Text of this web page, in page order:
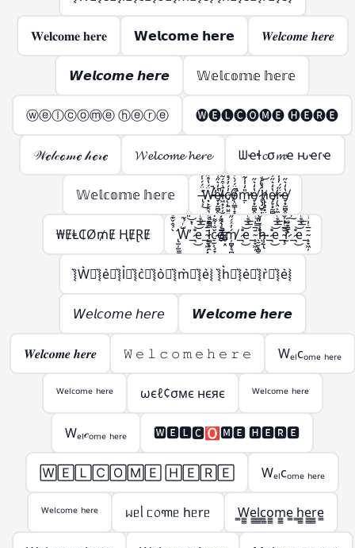
𝐖𝐞𝐥𝐜𝐨𝐦𝐞 𝐡𝐞𝐫𝐞 𝗪𝗲𝗹𝗰𝗼𝗺𝗲 𝗵𝗲𝗿𝗲 𝑾𝒆𝒍𝒄𝒐𝒎𝒆 𝒉𝒆𝒓𝒆
𝙒𝙚𝙡𝙘𝙤𝙢𝙚 𝙝𝙚𝙧𝙚 𝕎𝕖𝕝𝕔𝕠𝕞𝕖 𝕙𝕖𝕣𝕖
ⓦⓔⓛⓒⓞⓜⓔ ⓗⓔⓡⓔ 🅦🅔🅛🅒🅞🅜🅔 🅗🅔🅡🅔
𝒲ℯ𝓁𝒸ℴ𝓂ℯ 𝒽ℯ𝓇ℯ 𝓦𝓮𝓵𝓬𝓸𝓶𝓮 𝓱𝓮𝓻𝓮 ᗯҽɬ𝓬σ𝓶ҽ ԋҽɾҽ
𝕎𝕖𝕝𝕔𝕠𝕞𝕖 𝕙𝕖𝕣𝕖 ̶̢̹͑̈́́̍́͌͘͜Ẅ̶̵̛͓̙̣̯͉̳̣́̔̊̋̃̔̋̍̿̀͒̕̚͠͝e̸̵̞͙̰̻̭̖̭͓̫͔̩̔̒͛̋͑̅̍͐̚͜l̷̶͖͙͕̦̫̺̣̙̳͚̄̇͒́͂̈́͆̇͑͗̽͘͘c̸̵̨̜͍̤͍͍͖̦͎̓́̓́̊̊̆̈̑̀̊͐́ǫ̸̴̤̳̩̝̭̗͉̣̱̦͒̈́́̀͒̅̽̿̽͘̚m̵̵̱̣̎̒̍̾̃̔̋̍̿̀͒̕͝e̸̞͙̰̻̭̖̭͓̫̔̒͛̋͜ ̷̢̡̺̥͎̝͈̬͈̳̈́̔͑͝h̸̵̢̢̥̟̤̜̺̳̣̔͑̊̇̀̏̈́̍̋̄̃̔̋̍̿̀͒͝ͅe̸̷̡̞͙̰̻̭̖̭͓̫̭̱̬̔̒͛̋͐̏͊͜͠͝ŗ̷̵̢̤͕̼̣̈̋́̓̾̄̿̃̔̋̍̿̀͒͜͜͝e̸̞͙̰̻̭̖̭͓̫̔̒͛̋͜
₩ɆⱠ₵Ø₥Ɇ ⱧɆⱤɆ ̢̛̫̦̫̫̪͍̪̝̳̠̖̠̀̉̂̌͊ͩ̑͌̀W̶̨̺͕̖̗͕̮̭̳͈̙̩͑ͬ̉͂͋̈́ͯ͂ͨͭ̇͐͊͆̑̏̋ͭ́̋̓ͮ̾ͭ̆̇̚̕͢͜͠͡_̶̷̧̢͉̠̘̹̼͚̣͇͍̊ͪͨ̊̈́ͩ̎͆̔ͨ̊͐ͣ̈̀͐ͫ͜͝͞͠ͅe_̴̧̞͖̦͓̞̗̙͚̄̅ͭ͗ͥ̈́̇ͬͧͣ͘͞͡l̶̵̷̛͚̗̥̯̞͎̖̬̝̤̯͈̭͓̪̗̫̱̜͙̗̦̤̪̝̳͎̝̝̳̦̲͉̩̠͆̿ͩ͊̒͛ͪ͐̅ͩ̅ͭ͑͌̽̍̾̐ͬ̔̏͂̎̔̀͛͒͝͠ͅç̷̢̠̫̹̞̞̲̬̤͎͚̗̐̍͌̒̇̀̈́̊̂̓ͣͮ̏̽͗ͥͭ̓̌̐̽̐ͭ͜͜͢ͅo̶̶̴̸̬̮̜̳̬͙̤̗͎̗̦̲͕̠̰̱̣͕̮̰͇̖͚̫̬̲ͤ͛̑͌̇ͭ́͊̍̈̏͛͑̈ͮ̏̆ͩ̇̊̂͘̚͘͢͡ͅḿ̸̦̻͙͉̻̟̲̭̟͓̬̓ͯ́̋̓ͮ̾ͭ̆̇͞͡_̶̷̧̢͉̠̘̹̼͚̣͇͍̊ͪͨ̊̈́ͩ̎͆̔ͨ̊͐ͣ̈̀͐ͫ͜͝͞͠ͅe_̴̧̞͖̦̄̅ͭ͗ͥ ̖̱̮͙̻̞̦̙̝͖ͫ̿̎͊̀̇͡͠͝h̷̸̢̝͕̥̗̜̹̠͉̗ͮ̒̌͆͑͌̀͆̀̇ͦ͒̓́̋̓ͮ̾ͭ̆̇͢͟͞͡ͅ_̶̷̧̢͉̠̘̹̼͚̣͇͍̊ͪͨ̊̈́ͩ̎͆̔ͨ̊͐ͣ̈̀͐ͫ͜͝͞͠ͅe_̴̧̢̞͖̦͉̲̬̤͙̪͎̣̰̱̘̯̜̭̖̲̄̅ͭ͗ͥ͒ͫ̃ͪ͒̓ͦ̓͒̎͂̌͌̾̀̄͊ͫ͘͘͢͜͜r̴̷̨̨̢̢̫̯͇̙̱̫͇͇͎̒ͩ̓́̈ͥ͗̓ͤ̊́͒ͬ̓̀́̋̓ͮ̾ͭ̆̇̕͜͠͡ͅ_̶̷̧̢͉̠̘̹̼͚̣͇͍̊ͪͨ̊̈́ͩ̎͆̔ͨ̊͐ͣ̈̀͐ͫ͜͝͞͠ͅe_̴̧̞͖̦̄̅ͭ͗ͥ
͛⦚W͛⦚͛⦚e͛⦚͛⦚l͛⦚͛⦚c͛⦚͛⦚o͛⦚͛⦚m͛⦚͛⦚e͛⦚ ͛⦚h͛⦚͛⦚e͛⦚͛⦚r͛⦚͛⦚e͛⦚
𝘞𝘦𝘭𝘤𝘰𝘮𝘦 𝘩𝘦𝘳𝘦 𝙒𝙚𝙡𝙘𝙤𝙢𝙚 𝙝𝙚𝙧𝙚
𝑾𝒆𝒍𝒄𝒐𝒎𝒆 𝒉𝒆𝒓𝒆 𝚆 𝚎 𝚕 𝚌 𝚘 𝚖 𝚎 𝚑 𝚎 𝚛 𝚎 Wₑₗcₒₘₑ ₕₑᵣₑ
ᵂᵉˡᶜᵒᵐᵉ ʰᵉʳᵉ ωєℓ¢σмє нєяє ᵂᵉˡᶜᵒᵐᵉ ʰᵉʳᵉ
Wₑₗ𝒸ₒₘₑ ₕₑᵣₑ 🆆🅴🅻🅲🅾🅼🅴 🅷🅴🆁🅴
🅆🄴🄻🄲🄾🄼🄴 🄷🄴🅁🄴 Wₑₗcₒₘₑ ₕₑᵣₑ
ᵂᵉˡᶜᵒᵐᵉ ʰᵉʳᵉ ᥕᥱᥣ ᥴ᥆꧑ᥱ hᥱrᥱ ̳W̳̳e̳̳l̳̳c̳̳o̳̳m̳̳e̳ ̳h̳̳e̳̳r̳̳e̳